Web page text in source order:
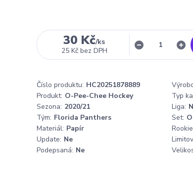
30 Kč/ks
25 Kč bez DPH
Číslo produktu: HC20251878889
Produkt: O-Pee-Chee Hockey Typ
Sezona: 2020/21 Liga:
Tým: Florida Panthers Set:
Materiál: Papír
Update: Ne
Podepsaná: Ne